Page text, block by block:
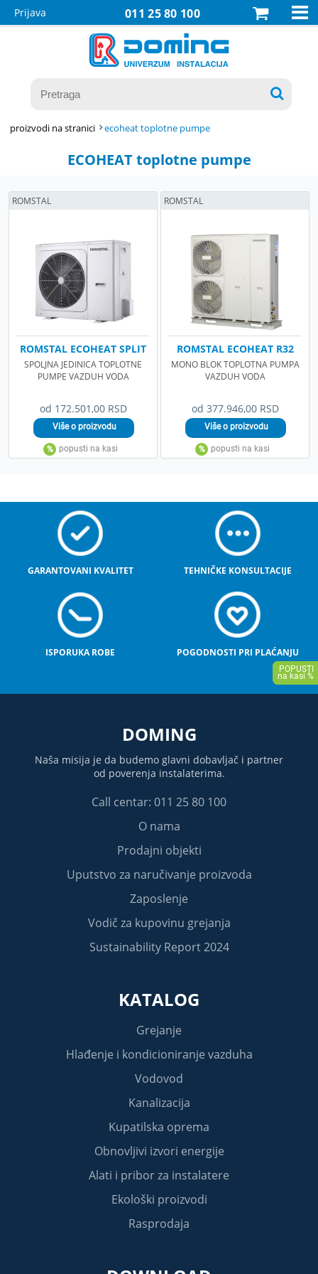
011 25 80 100
Prijava 

proizvodi na stranici ecoheat toplotne pumpe
ECOHEAT toplotne pumpe
od 172.501,00 RSD
ROMSTAL ECOHEAT SPLIT
SPOLJNA JEDINICA TOPLOTNE
PUMPE VAZDUH VODA
ROMSTAL
od 377.946,00 RSD
ROMSTAL ECOHEAT R32
MONO BLOK TOPLOTNA PUMPA
VAZDUH VODA
ROMSTAL
GARANTOVANI KVALITET TEHNIČKE KONSULTACIJE
ISPORUKA ROBE POGODNOSTI PRI PLAĆANJU
DOMING
Naša misija je da budemo glavni dobavljač i partner
od poverenja instalaterima.
Call centar: 011 25 80 100
O nama
Prodajni objekti
Uputstvo za naručivanje proizvoda
Zaposlenje
Vodič za kupovinu grejanja
Sustainability Report 2024
KATALOG
Grejanje
Hlađenje i kondicioniranje vazduha
Vodovod
Kanalizacija
Kupatilska oprema
Obnovljivi izvori energije
Alati i pribor za instalatere
Ekološki proizvodi
Rasprodaja